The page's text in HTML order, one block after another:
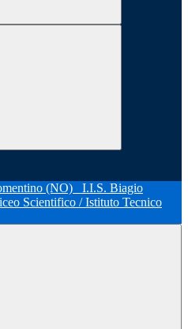
I.I.S. Biagio
Scientifico / Istituto Tecnico